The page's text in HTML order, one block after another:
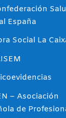
España
Social La
– Asociación
de